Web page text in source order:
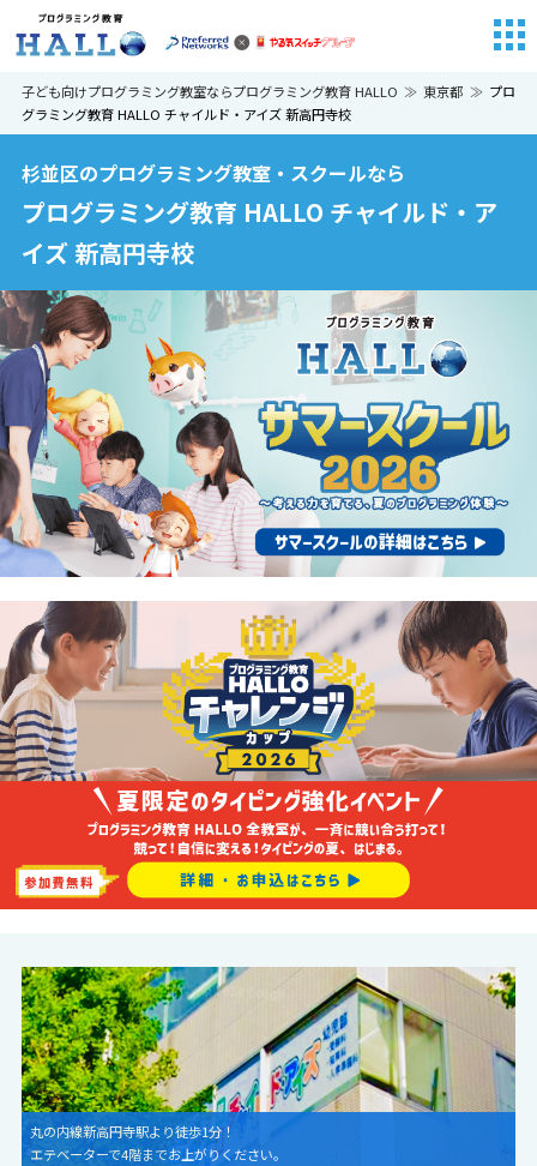
子ども向けプログラミング教室ならプログラミング教育 HALLO 東京都
プロ
グラミング教育 HALLO チャイルド・アイズ 新高円寺校
杉並区のプログラミング教室・スクールなら
プログラミング教育 HALLO チャイルド・ア
イズ 新高円寺校